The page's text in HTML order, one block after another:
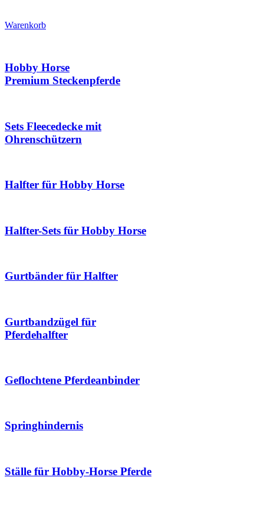
Warenkorb
Hobby Horse
Premium Steckenpferde
Sets Fleecedecke mit
Ohrenschützern
Halfter für Hobby Horse
Halfter-Sets für Hobby Horse
Gurtbänder für Halfter
Gurtbandzügel für
Pferdehalfter
Geflochtene Pferdeanbinder
Springhindernis
Ställe für Hobby-Horse Pferde